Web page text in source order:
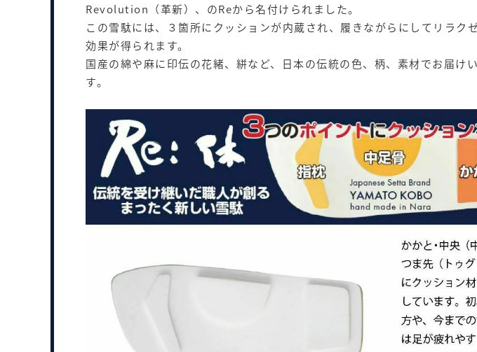
Revolution（革新）、のReから名付けられました。
この雪駄には、３箇所にクッションが内蔵され、履きながらにしてリラク
効果が得られます。
国産の綿や麻に印伝の花緒、絣など、日本の伝統の色、柄、素材でお届け
す。